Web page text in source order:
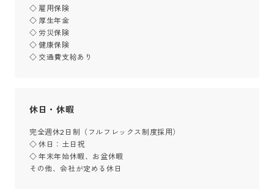
◇ 雇用保険
◇ 厚生年金
◇ 労災保険
◇ 健康保険
◇ 交通費支給あり
休日・休暇
完全週休2日制（フルフレックス制度採用）
◇ 休日：土日祝
◇ 年末年始休暇、お盆休暇
その他、会社が定める休日